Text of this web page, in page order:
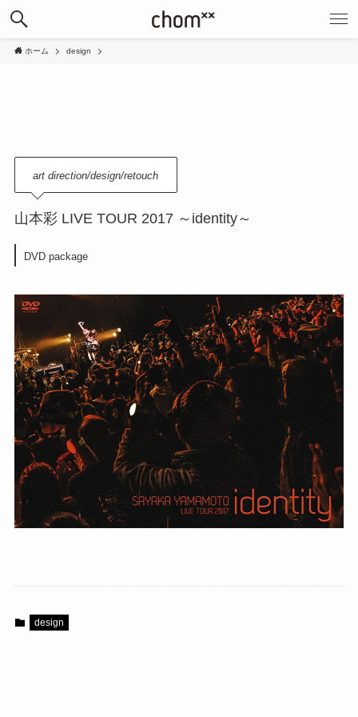
ホーム design
art direction/design/retouch
山本彩 LIVE TOUR 2017 ～identity～
DVD package
design